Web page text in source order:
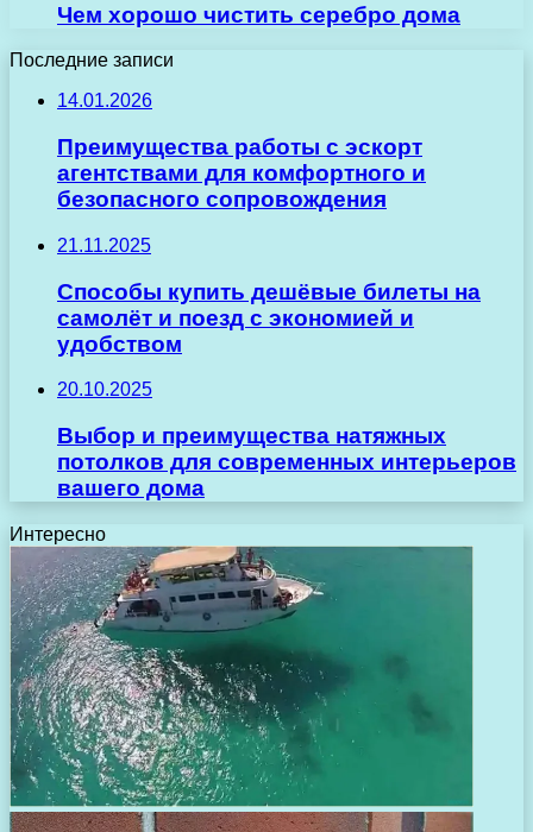
Чем хорошо чистить серебро дома
Последние записи
14.01.2026
Преимущества работы с эскорт
агентствами для комфортного и
безопасного сопровождения
21.11.2025
Способы купить дешёвые билеты на
самолёт и поезд с экономией и
удобством
20.10.2025
Выбор и преимущества натяжных
потолков для современных интерьеров
вашего дома
Интересно